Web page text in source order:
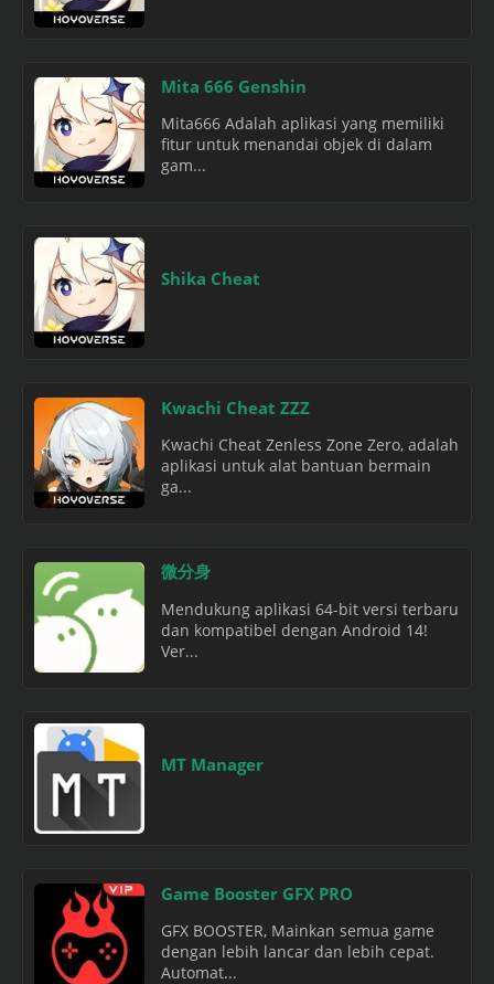
Mita 666 Genshin
Mita666 Adalah aplikasi yang memiliki
fitur untuk menandai objek di dalam
gam...
Shika Cheat
Kwachi Cheat ZZZ
Kwachi Cheat Zenless Zone Zero, adalah
aplikasi untuk alat bantuan bermain
ga...
微分身
Mendukung aplikasi 64-bit versi terbaru
dan kompatibel dengan Android 14!
Ver...
MT Manager
Game Booster GFX PRO
GFX BOOSTER, Mainkan semua game
dengan lebih lancar dan lebih cepat.
Automat...